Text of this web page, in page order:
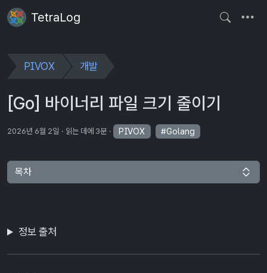
TetraLog
PIVOX 개발
[Go] 바이너리 파일 크기 줄이기
2026년 6월 2일 읽는 데에 3분 PIVOX Golang
목차
정보 출처